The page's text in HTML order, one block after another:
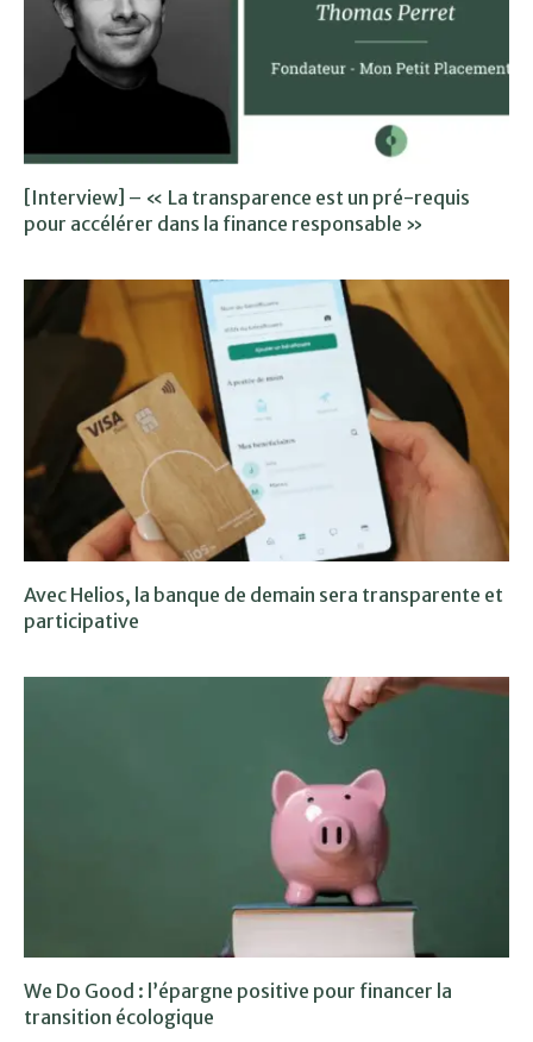
[Interview] – « La transparence est un pré-requis
pour accélérer dans la finance responsable »
Avec Helios, la banque de demain sera transparente et
participative
We Do Good : l’épargne positive pour financer la
transition écologique